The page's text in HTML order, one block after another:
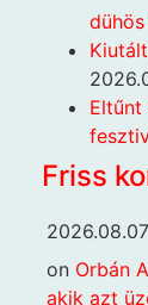
Eltűnt
Friss
on Orbán
akik azt